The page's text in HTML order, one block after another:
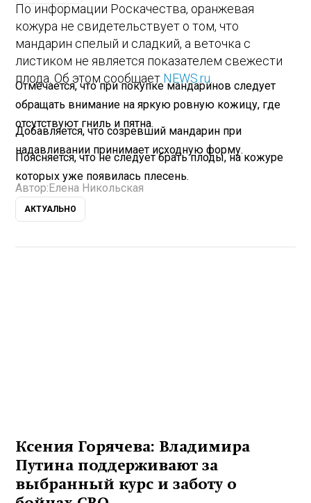
По информации Роскачества, оранжевая
кожура не свидетельствует о том, что
мандарин спелый и сладкий, а веточка с
листиком не является показателем свежести
плода. Об этом сообщает NEWS.ru
Отмечается, что при покупке мандаринов следует
обращать внимание на яркую ровную кожицу, где
отсутствуют гниль и пятна.
Добавляется, что созревший мандарин при
надавливании принимает исходную форму.
Поясняется, что не следует брать плоды, на кожуре
которых уже появилась плесень.
Автор: Елена Никольская
АКТУАЛЬНО
Ксения Горячева: Владимира
Путина поддерживают за
выбранный курс и заботу о